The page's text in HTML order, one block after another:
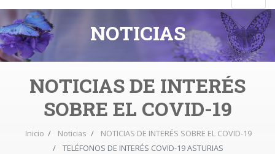
NOTICIAS
NOTICIAS DE INTERÉS
SOBRE EL COVID-19
Inicio Noticias
NOTICIAS DE INTERÉS SOBRE EL COVID-19
TELÉFONOS DE INTERÉS COVID-19 ASTURIAS